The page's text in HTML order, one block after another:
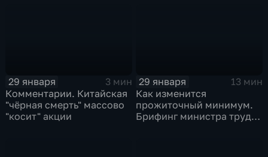
29 января
3 мин
Комментарии. Китайская
"чёрная смерть" массово
"косит" акции
29 января
13 мин
Как изменится
прожиточный минимум.
Брифинг министра труда